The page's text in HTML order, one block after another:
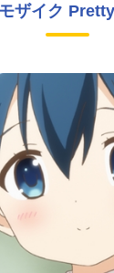
ザイク